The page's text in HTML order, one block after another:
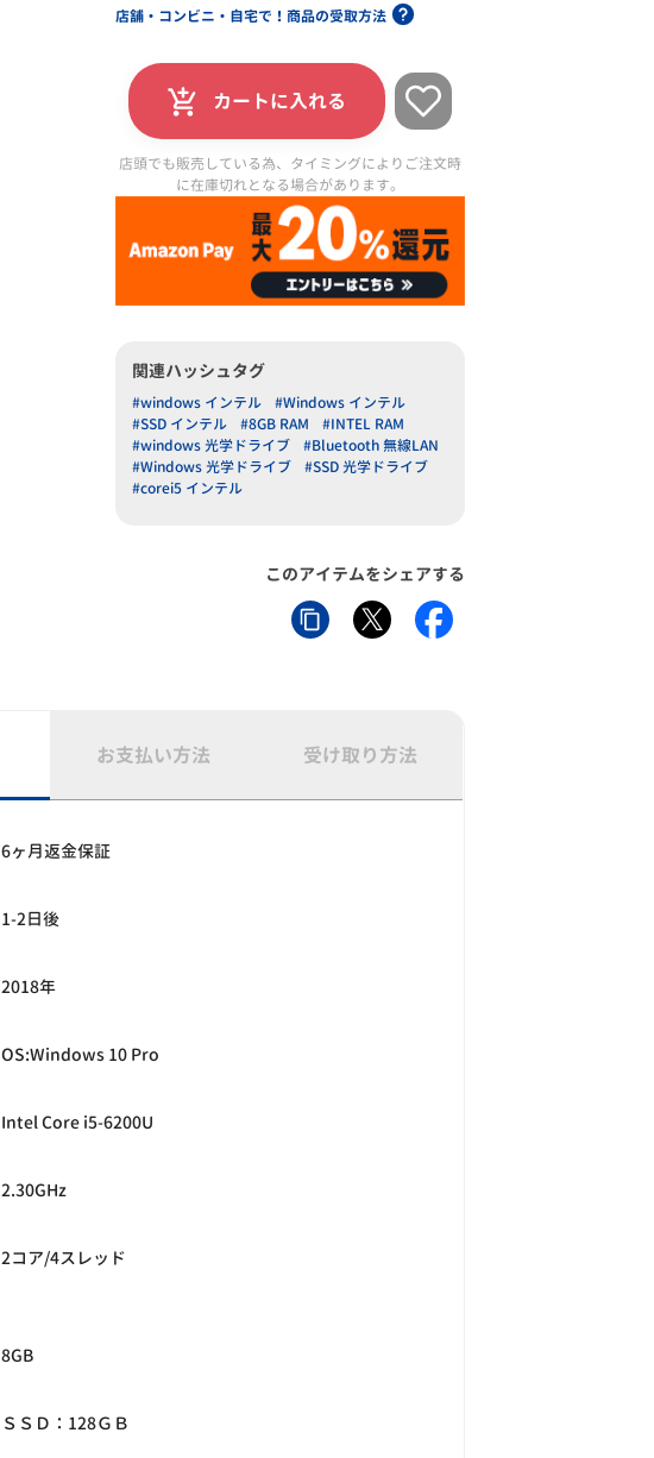
店舗・コンビニ・自宅で！商品の受取方法
カートに入れる
店頭でも販売している為、タイミングによりご注文時
に在庫切れとなる場合があります。
関連ハッシュタグ
#windows インテル
#Windows インテル
#SSD インテル
#8GB RAM
#INTEL RAM
#windows 光学ドライブ
#Bluetooth 無線LAN
#Windows 光学ドライブ
#SSD 光学ドライブ
#corei5 インテル
このアイテムをシェアする
お支払い方法 受け取り方法
6ヶ月返金保証
1-2日後
2018年
OS:Windows 10 Pro
Intel Core i5-6200U
2.30GHz
2コア/4スレッド
8GB
ＳＳＤ：128ＧＢ